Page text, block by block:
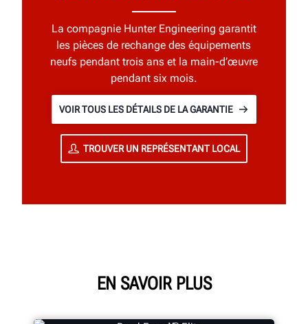
La compagnie Hunter Engineering garantit
les pièces de rechange des équipements
neufs pendant trois ans et la main-d’œuvre
pendant six mois.
VOIR TOUS LES DÉTAILS DE LA GARANTIE
TROUVER UN REPRÉSENTANT LOCAL
EN SAVOIR PLUS